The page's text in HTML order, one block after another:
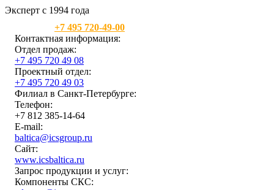
Эксперт с 1994 года
+7 495 720-49-00
Контактная информация:
Отдел продаж:
+7 495 720 49 08
Проектный отдел:
+7 495 720 49 03
Филиал в Санкт-Петербурге:
Телефон:
+7 812 385-14-64
E-mail:
baltica@icsgroup.ru
Сайт:
www.icsbaltica.ru
Запрос продукции и услуг:
Компоненты СКС: